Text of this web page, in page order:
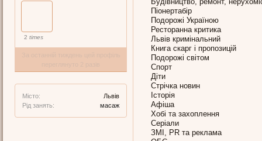
2 times
Місто:
Львів
Рід занять:
масаж
Піонертабір
Подорожі Україною
Ресторанна критика
Львів кримінальний
Книга скарг і пропозицій
Подорожі світом
Спорт
Діти
Стрічка новин
Історія
Афіша
Хобі та захоплення
Серіали
ЗМІ, PR та реклама